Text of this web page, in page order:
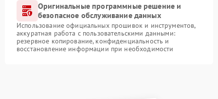
Оригинальные программные решение и
безопасное обслуживание данных
Использование официальных прошивок и инструментов,
аккуратная работа с пользовательскими данными:
резервное копирование, конфиденциальность и
восстановление информации при необходимости